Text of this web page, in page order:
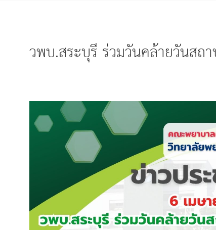
วพบ.สระบุรี ร่วมวันคล้ายวันส